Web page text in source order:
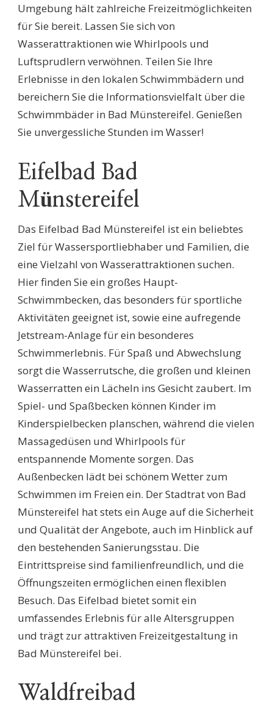
Umgebung hält zahlreiche Freizeitmöglichkeiten
für Sie bereit. Lassen Sie sich von
Wasserattraktionen wie Whirlpools und
Luftsprudlern verwöhnen. Teilen Sie Ihre
Erlebnisse in den lokalen Schwimmbädern und
bereichern Sie die Informationsvielfalt über die
Schwimmbäder in Bad Münstereifel. Genießen
Sie unvergessliche Stunden im Wasser!
Eifelbad Bad
Münstereifel
Das Eifelbad Bad Münstereifel ist ein beliebtes
Ziel für Wassersportliebhaber und Familien, die
eine Vielzahl von Wasserattraktionen suchen.
Hier finden Sie ein großes Haupt-
Schwimmbecken, das besonders für sportliche
Aktivitäten geeignet ist, sowie eine aufregende
Jetstream-Anlage für ein besonderes
Schwimmerlebnis. Für Spaß und Abwechslung
sorgt die Wasserrutsche, die großen und kleinen
Wasserratten ein Lächeln ins Gesicht zaubert. Im
Spiel- und Spaßbecken können Kinder im
Kinderspielbecken planschen, während die vielen
Massagedüsen und Whirlpools für
entspannende Momente sorgen. Das
Außenbecken lädt bei schönem Wetter zum
Schwimmen im Freien ein. Der Stadtrat von Bad
Münstereifel hat stets ein Auge auf die Sicherheit
und Qualität der Angebote, auch im Hinblick auf
den bestehenden Sanierungsstau. Die
Eintrittspreise sind familienfreundlich, und die
Öffnungszeiten ermöglichen einen flexiblen
Besuch. Das Eifelbad bietet somit ein
umfassendes Erlebnis für alle Altersgruppen
und trägt zur attraktiven Freizeitgestaltung in
Bad Münstereifel bei.
Waldfreibad